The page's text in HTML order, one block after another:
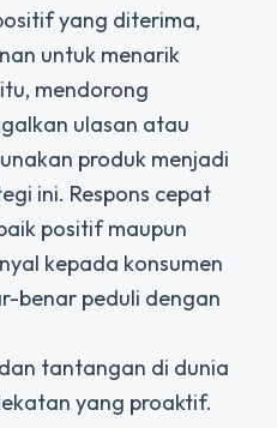
yang diterima,
untuk menarik
mendorong
ulasan atau
produk menjadi
ini. Respons cepat
positif maupun
kepada konsumen
benar peduli dengan
tantangan di dunia
yang proaktif.